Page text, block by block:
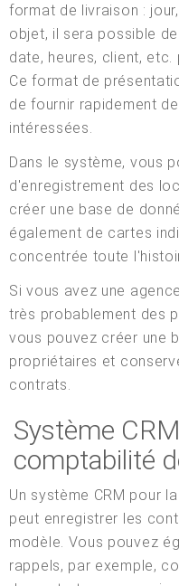
format de livraison :
objet, il sera possible
date, heures, client, etc.
Ce format de
de fournir rapidement
intéressées.
Dans le système, vous
d'enregistrement des
créer une base de
également de cartes
concentrée toute
Si vous avez une
très probablement des
vous pouvez créer une
propriétaires et
contrats.
Système
comptabilité
Un système CRM pour
peut enregistrer les
modèle. Vous pouvez
rappels, par exemple,